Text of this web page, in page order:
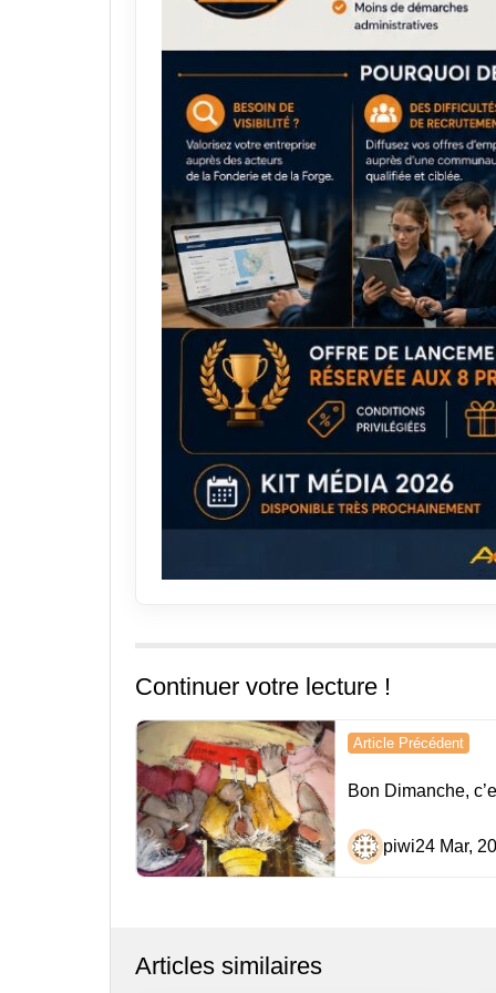
Continuer votre lecture !
Navigation
de
l’article
Article Précédent
Bon Dimanche,
piwi24 Mar,
Articles similaires